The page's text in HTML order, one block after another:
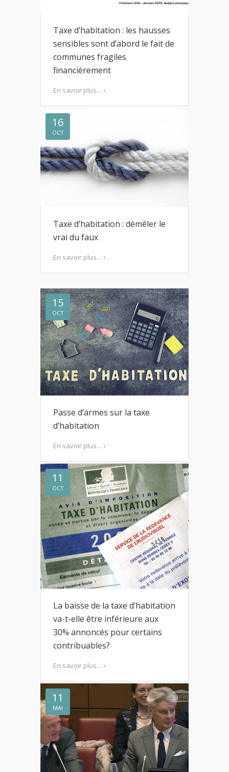
Taxe d’habitation : les hausses
sensibles sont d’abord le fait de
communes fragiles
financièrement
En savoir plus...
16
OCT
Taxe d’habitation : démêler le
vrai du faux
En savoir plus...
15
OCT
Passe d’armes sur la taxe
d’habitation
En savoir plus...
11
OCT
La baisse de la taxe d’habitation
va-t-elle être inférieure aux
30% annoncés pour certains
contribuables?
En savoir plus...
11
MAI